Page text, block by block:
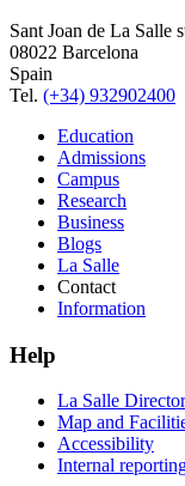
Sant Joan de La Salle
08022 Barcelona
Spain
Tel. (+34) 932902400
Education
Admissions
Campus
Research
Business
Blogs
La Salle
Contact
Information
Help
La Salle
Map and
Accessibility
Internal